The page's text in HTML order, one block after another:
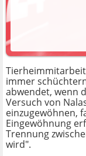
immer
abwendet, wenn
Versuch von
einzugewöhnen,
Eingewöhnung
Trennung
wird".